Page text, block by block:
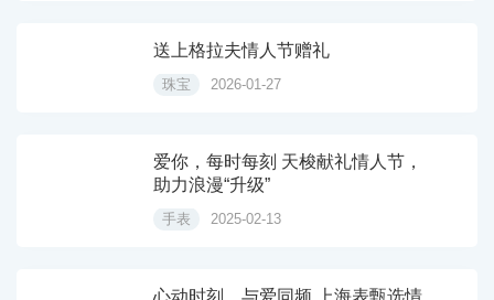
送上格拉夫情人节赠礼
珠宝 2026-01-27
爱你，每时每刻 天梭献礼情人节，
助力浪漫“升级”
手表 2025-02-13
心动时刻，与爱同频 上海表甄选情